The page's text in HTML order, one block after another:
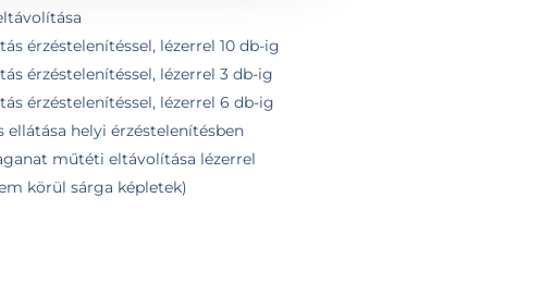
érzéstelenítéssel, lézerrel 10 db-ig
érzéstelenítéssel, lézerrel 3 db-ig
érzéstelenítéssel, lézerrel 6 db-ig
ellátása helyi érzéstelenítésben
műtéti eltávolítása lézerrel
körül sárga képletek)